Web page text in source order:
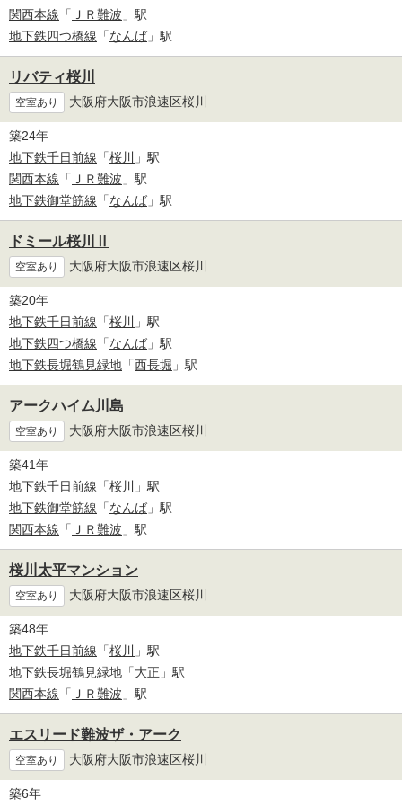
関西本線 「 ＪＲ難波 」駅
地下鉄四つ橋線 「なんば 」駅
リバティ桜川
空室あり 大阪府大阪市浪速区桜川
築24年
地下鉄千日前線 「桜川 」駅
関西本線 「 ＪＲ難波 」駅
地下鉄御堂筋線 「なんば 」駅
ドミール桜川Ⅱ
空室あり 大阪府大阪市浪速区桜川
築20年
地下鉄千日前線 「桜川 」駅
地下鉄四つ橋線 「なんば 」駅
地下鉄長堀鶴見緑地 「西長堀 」駅
アークハイム川島
空室あり 大阪府大阪市浪速区桜川
築41年
地下鉄千日前線 「桜川 」駅
地下鉄御堂筋線 「なんば 」駅
関西本線 「 ＪＲ難波 」駅
桜川太平マンション
空室あり 大阪府大阪市浪速区桜川
築48年
地下鉄千日前線 「桜川 」駅
地下鉄長堀鶴見緑地 「大正 」駅
関西本線 「 ＪＲ難波 」駅
エスリード難波ザ・アーク
空室あり 大阪府大阪市浪速区桜川
築6年